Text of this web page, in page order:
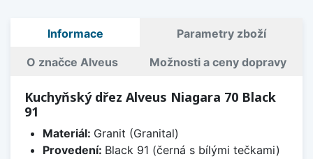
Informace Parametry zboží
O značce Alveus Možnosti a ceny dopravy
Kuchyňský dřez Alveus Niagara 70 Black
91
Materiál: Granit (Granital)
Provedení: Black 91 (černá s bílými tečkami)